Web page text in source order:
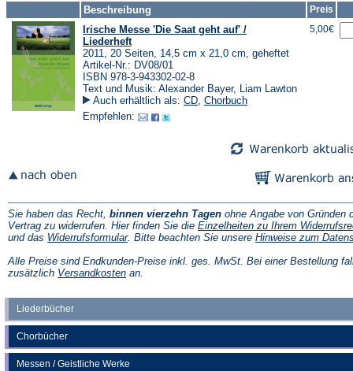
Liederbücher
Chorbücher
Messen / Geistliche Werke
Beschreibung
Preis
Irische Messe 'Die Saat geht auf' /
Liederheft
2011, 20 Seiten, 14,5 cm x 21,0 cm, geheftet
Artikel-Nr.: DV08/01
ISBN 978-3-943302-02-8
Text und Musik: Alexander Bayer, Liam Lawton
Auch erhältlich als: CD, Chorbuch
Empfehlen:
5,00€
Sie haben das Recht, binnen vierzehn Tagen ohne Angabe von Gründen
Vertrag zu widerrufen. Hier finden Sie die Einzelheiten zu Ihrem
und das Widerrufsformular(Öffnet
einem
neuen
. Bitte beachten Sie unsere Hinweise zum
Alle Preise sind Endkunden-Preise inkl. ges. MwSt. Bei einer Bestellung
zusätzlich Versandkosten(Öffnet
an.